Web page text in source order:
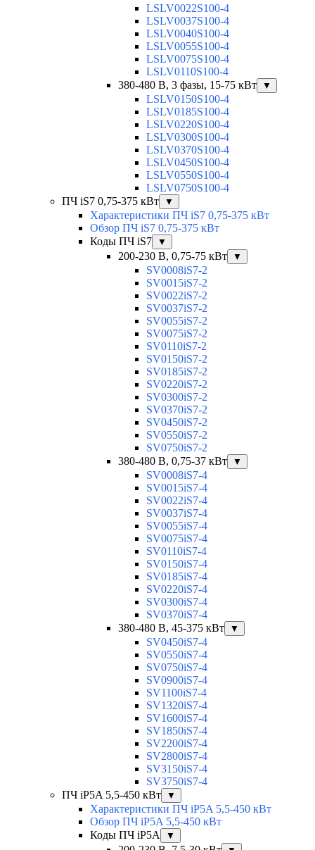
LSLV0022S100-4
LSLV0037S100-4
LSLV0040S100-4
LSLV0055S100-4
LSLV0075S100-4
LSLV0110S100-4
380-480 В, 3 фазы, 15-75 кВт
▼
LSLV0150S100-4
LSLV0185S100-4
LSLV0220S100-4
LSLV0300S100-4
LSLV0370S100-4
LSLV0450S100-4
LSLV0550S100-4
LSLV0750S100-4
ПЧ iS7 0,75-375 кВт
▼
Характеристики ПЧ iS7 0,75-375 кВт
Обзор ПЧ iS7 0,75-375 кВт
Коды ПЧ iS7
▼
200-230 В, 0,75-75 кВт ▼
SV0008iS7-2
SV0015iS7-2
SV0022iS7-2
SV0037iS7-2
SV0055iS7-2
SV0075iS7-2
SV0110iS7-2
SV0150iS7-2
SV0185iS7-2
SV0220iS7-2
SV0300iS7-2
SV0370iS7-2
SV0450iS7-2
SV0550iS7-2
SV0750iS7-2
380-480 В, 0,75-37 кВт
▼
SV0008iS7-4
SV0015iS7-4
SV0022iS7-4
SV0037iS7-4
SV0055iS7-4
SV0075iS7-4
SV0110iS7-4
SV0150iS7-4
SV0185iS7-4
SV0220iS7-4
SV0300iS7-4
SV0370iS7-4
380-480 В, 45-375 кВт
▼
SV0450iS7-4
SV0550iS7-4
SV0750iS7-4
SV0900iS7-4
SV1100iS7-4
SV1320iS7-4
SV1600iS7-4
SV1850iS7-4
SV2200iS7-4
SV2800iS7-4
SV3150iS7-4
SV3750iS7-4
ПЧ iP5A 5,5-450 кВт
▼
Характеристики ПЧ iP5A 5,5-450 кВт
Обзор ПЧ iP5A 5,5-450 кВт
Коды ПЧ iP5A
▼